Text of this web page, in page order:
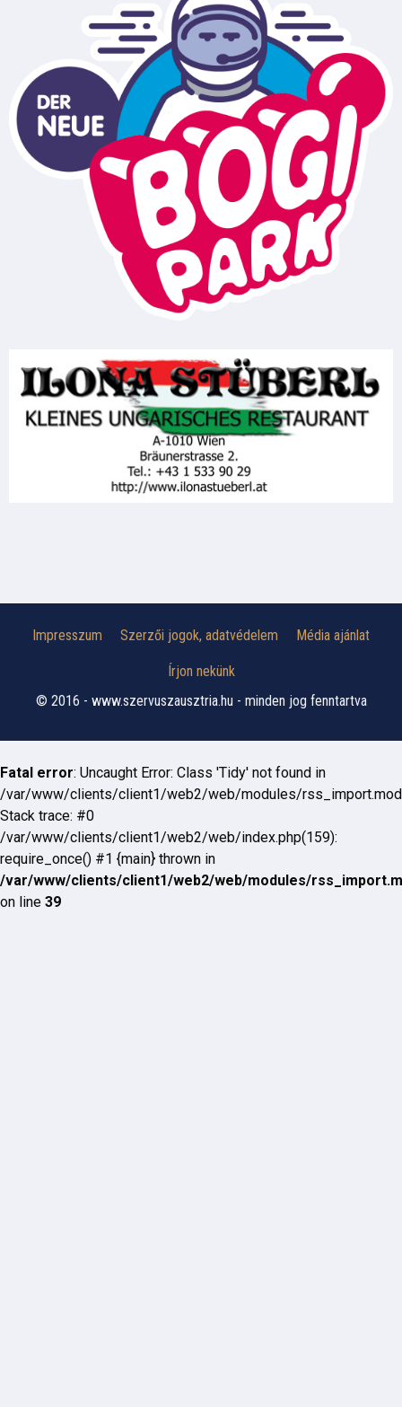
Impresszum Szerzői jogok, adatvédelem Média ajánlat
Írjon nekünk
© 2016 - www.szervuszausztria.hu - minden jog fenntartva
Fatal error: Uncaught Error: Class 'Tidy' not found in
/var/www/clients/client1/web2/web/modules/
Stack trace: #0
/var/www/clients/client1/web2/web/index.php(159):
require_once() #1 {main} thrown in
/var/www/clients/client1/web2/web/modules/
on line 39